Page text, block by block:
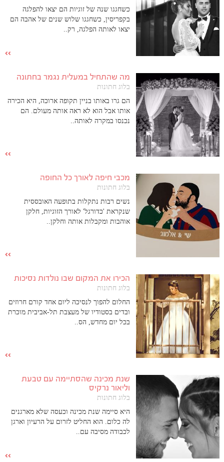
כשחגגו שנה של זוגיות הם יצאו להפלגה
בקפריסין, כשחגגו שלוש שנים של אהבה הם
יצאו לאותה הפלגה, רק..
מה שהתחיל במעלית נגמר בחתונה
בלוג חתונות
הם גרו באותו בניין תקופה ארוכה, היא הכירה
אותו אבל הוא לא ראה אותה מעולם. הם
נכנסו במקרה לאותה..
מכבי חיפה לאורך כל החופה
בלוג חתונות
נשים רבות נתקלות בתופעה האובססית
שנקראת 'כדורגל' לאורך הזוגיות, חלקן
אוהבות ומקבלות אותה וחלקן..
הכירו את המקום שבו נולדות נסיכות
בלוג חתונות
החלום להפוך לנסיכה ליום אחד קורם חרוזים
ובדים בסטודיו של מעצבת תל-אביבית מוכרת
בכל יום מחדש, הס..
שנת מכינה שהסתיימה עם טבעת
וליאור נרקיס
בלוג חתונות
היא סיימה שנת מכינה וכעסה שלא מארגנים
לה כלום. הוא החליט לזרום על הרעיון וארגן
לכבודה מסיבה עם..